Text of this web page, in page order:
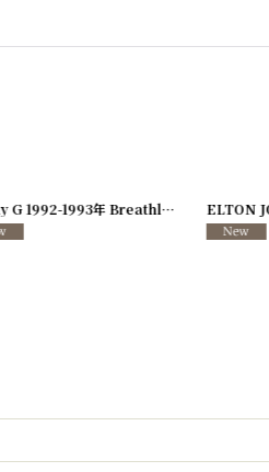
Kenny G 1992-1993年 Breathless Tour [